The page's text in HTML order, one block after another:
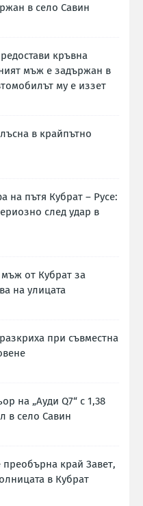
в село Савин
кръвна
мъж е задържан в
му е иззет
в крайпътно
на пътя Кубрат – Русе:
след удар в
от Кубрат за
на улицата
при съвместна
на „Ауди Q7“ с 1,38
в село Савин
край Завет,
в Кубрат